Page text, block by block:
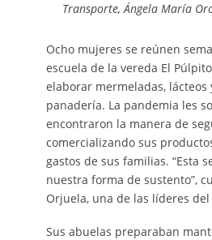
Transporte, Ángela María
Ocho mujeres se reúnen
escuela de la vereda El
elaborar mermeladas, lácteos
panadería. La pandemia les
encontraron la manera de
comercializando sus
gastos de sus familias. “Esta
nuestra forma de sustento”,
Orjuela, una de las líderes
Sus abuelas preparaban